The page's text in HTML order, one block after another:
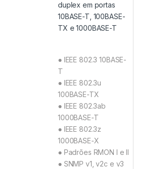
duplex em portas
10BASE-T, 100BASE-
TX e 1000BASE-T
● IEEE 802.3 10BASE-
T
● IEEE 802.3u
100BASE-TX
● IEEE 802.3ab
1000BASE-T
● IEEE 802.3z
1000BASE-X
● Padrões RMON I e II
● SNMP v1, v2c e v3